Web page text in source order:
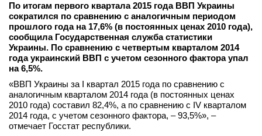
Lifestyle
Мероприятия
Интервью
По итогам первого квартала 2015 года ВВП Украины
сократился по сравнению с аналогичным периодом
прошлого года на 17,6% (в постоянных ценах 2010 года),
сообщила Государственная служба статистики
Украины. По сравнению с четвертым кварталом 2014
года украинский ВВП с учетом сезонного фактора упал
на 6,5%.
«ВВП Украины за І квартал 2015 года по сравнению с
аналогичным кварталом 2014 года (в постоянных ценах
2010 года) составил 82,4%, а по сравнению с IV кварталом
2014 года, с учетом сезонного фактора, – 93,5%», –
отмечает Госстат республики.